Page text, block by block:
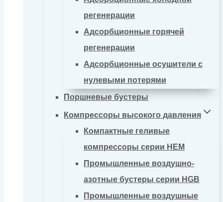
регенерации
Адсорбционные горячей
регенерации
Адсорбционные осушители с
нулевыми потерями
Поршневые бустеры
Компрессоры высокого давления
Компактные геливые
компрессоры серии HEM
Промышленные воздушно-
азотные бустеры серии HGB
Промышленные воздушные